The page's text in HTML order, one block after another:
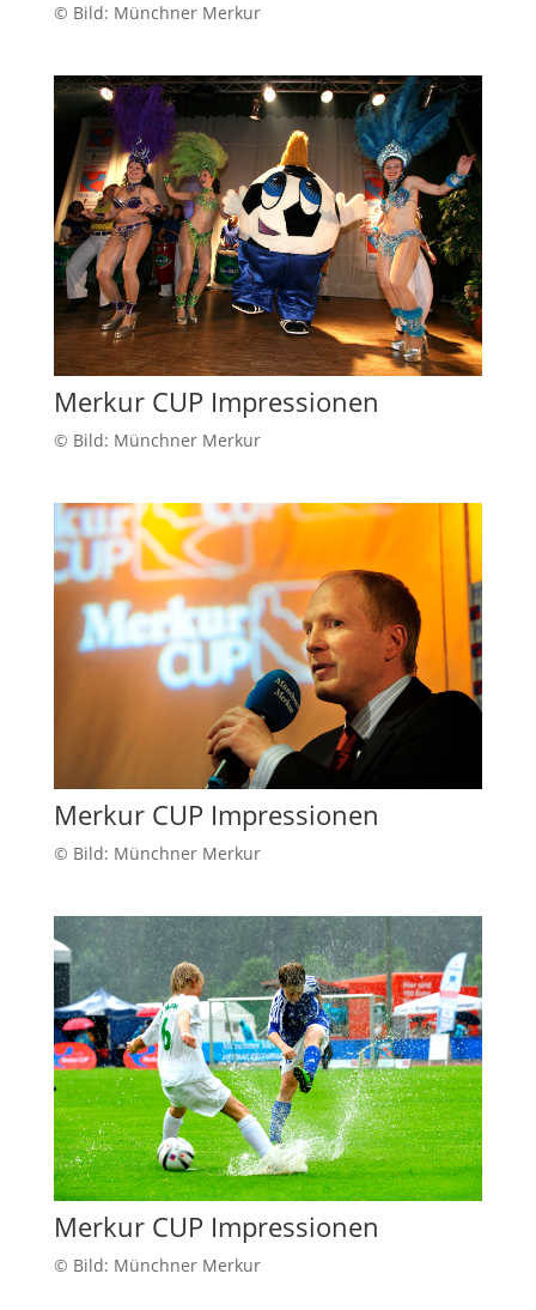
© Bild: Münchner Merkur
Merkur CUP Impressionen
© Bild: Münchner Merkur
Merkur CUP Impressionen
© Bild: Münchner Merkur
Merkur CUP Impressionen
© Bild: Münchner Merkur